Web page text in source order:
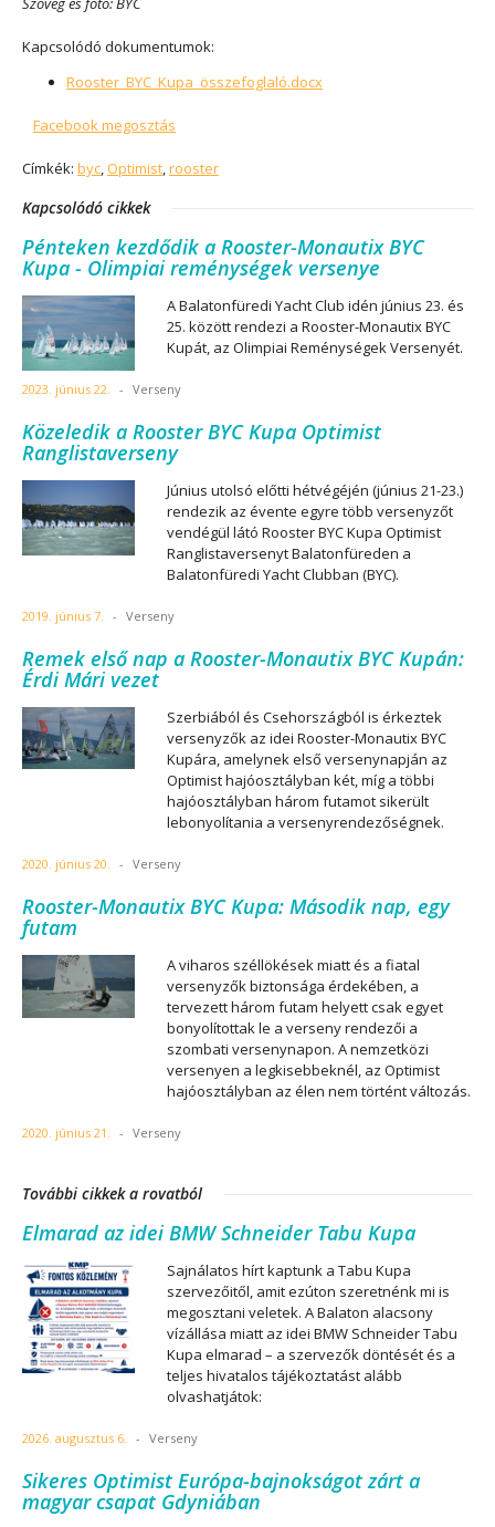
Kapcsolódó dokumentumok:
Rooster_BYC_Kupa_összefoglaló.docx
Facebook megosztás
Címkék: byc, Optimist,rooster
Kapcsolódó cikkek
Pénteken kezdődik a Rooster-Monautix BYC
Kupa - Olimpiai reménységek versenye
A Balatonfüredi Yacht Club idén június 23. és
25. között rendezi a Rooster-Monautix BYC
Kupát, az Olimpiai Reménységek Versenyét.
2023. június 22. - Verseny
Közeledik a Rooster BYC Kupa Optimist
Ranglistaverseny
Június utolsó előtti hétvégéjén (június 21-23.)
rendezik az évente egyre több versenyzőt
vendégül látó Rooster BYC Kupa Optimist
Ranglistaversenyt Balatonfüreden a
Balatonfüredi Yacht Clubban (BYC).
2019. június 7. - Verseny
Remek első nap a Rooster-Monautix BYC Kupán:
Érdi Mári vezet
Szerbiából és Csehországból is érkeztek
versenyzők az idei Rooster-Monautix BYC
Kupára, amelynek első versenynapján az
Optimist hajóosztályban két, míg a többi
hajóosztályban három futamot sikerült
lebonyolítania a versenyrendezőségnek.
2020. június 20. - Verseny
Rooster-Monautix BYC Kupa: Második nap, egy
futam
A viharos széllökések miatt és a fiatal
versenyzők biztonsága érdekében, a
tervezett három futam helyett csak egyet
bonyolítottak le a verseny rendezői a
szombati versenynapon. A nemzetközi
versenyen a legkisebbeknél, az Optimist
hajóosztályban az élen nem történt változás.
2020. június 21. - Verseny
További cikkek a rovatból
Elmarad az idei BMW Schneider Tabu Kupa
Sajnálatos hírt kaptunk a Tabu Kupa
szervezőitől, amit ezúton szeretnénk mi is
megosztani veletek. A Balaton alacsony
vízállása miatt az idei BMW Schneider Tabu
Kupa elmarad – a szervezők döntését és a
teljes hivatalos tájékoztatást alább
olvashatjátok:
2026. augusztus 6. - Verseny
Sikeres Optimist Európa-bajnokságot zárt a
magyar csapat Gdyniában